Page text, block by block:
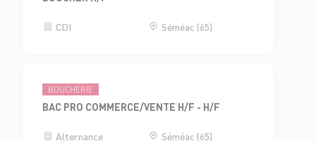
CDI Séméac (65)
BOUCHERIE
BAC PRO COMMERCE/VENTE H/F - H/F
Alternance Séméac (65)